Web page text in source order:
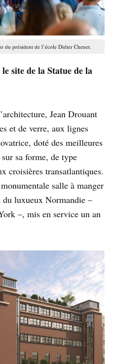
du président de l’école Didier Chenet.
site de la Statue de la
Jean Drouant
et de verre, aux lignes
doté des meilleures
sa forme, de type
croisières transatlantiques.
salle à manger
du luxueux Normandie –
–, mis en service un an